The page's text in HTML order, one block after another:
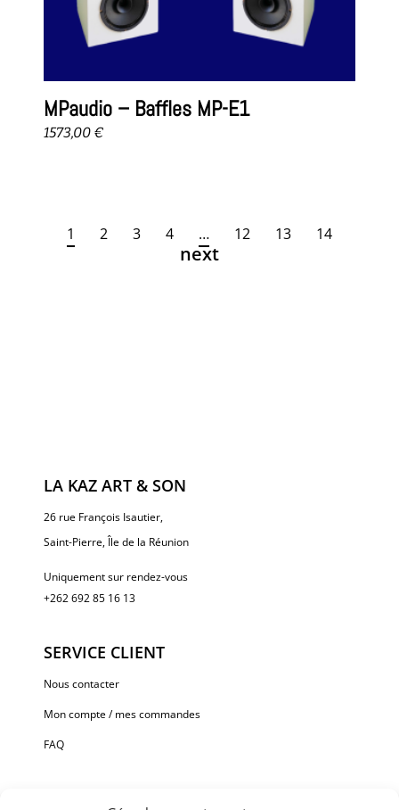
MPaudio – Baffles MP-E1
1573,00 €
1 2 3 4 … 12 13 14
LA KAZ ART & SON
26 rue François Isautier,
Saint-Pierre, Île de la Réunion
Uniquement sur rendez-vous
+262 692 85 16 13
SERVICE CLIENT
Nous contacter
Mon compte / mes commandes
FAQ